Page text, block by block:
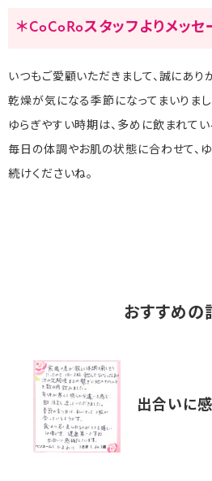
＊CoCoRoスタッフよりメッセ
いつもご愛顧いただきまして、誠にあり
乾燥が気になる季節になってまいりまし
ゆらぎやすい時期は、多めに飲まれてい
毎日の体調やお肌の状態に合わせて、
続けくださいね。
おすすめの
出合いに